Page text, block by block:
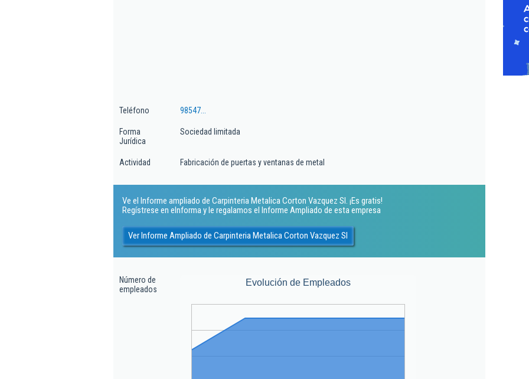
Teléfono 98547...
Forma
Jurídica
Sociedad limitada
Actividad Fabricación de puertas y ventanas de metal
Ve el Informe ampliado de Carpinteria Metalica Corton Vazquez Sl. ¡Es gratis!
Regístrese en eInforma y le regalamos el Informe Ampliado de esta empresa
Ver Informe Ampliado de Carpinteria Metalica Corton Vazquez Sl
Número de
empleados
Evolución de Empleados